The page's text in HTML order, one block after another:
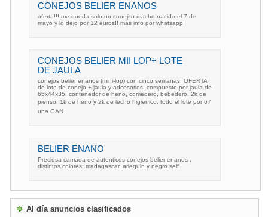
CONEJOS BELIER ENANOS
oferta!!! me queda solo un conejito macho nacido el 7 de
mayo y lo dejo por 12 euros!! mas info por whatsapp
CONEJOS BELIER MII LOP+ LOTE
DE JAULA
conejos belier enanos (mini-lop) con cinco semanas, OFERTA
de lote de conejo + jaula y adcesorios, compuesto por jaula de
65x44x35, contenedor de heno, comedero, bebedero, 2k de
pienso, 1k de heno y 2k de lecho higienico, todo el lote por 67
una GAN
BELIER ENANO
Preciosa camada de autenticos conejos belier enanos ,
distintos colores: madagascar, arlequin y negro self
Al día anuncios clasificados